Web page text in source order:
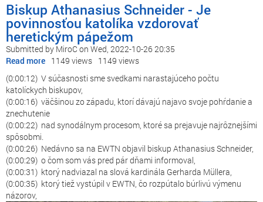
Biskup Athanasius Schneider - Je
povinnosťou katolíka vzdorovať
heretickým pápežom
Submitted by MiroC on Wed, 2022-10-26 20:35
Read more about
Biskup
Athanasius
Schneider
-
Je
povinnosťou
katolíka
vzdorovať
heretickým
pápežom
1149 views 1149 views
(0:00:12) V súčasnosti sme svedkami narastajúceho počtu
katolíckych biskupov,
(0:00:16) väčšinou zo západu, ktorí dávajú najavo svoje pohŕdanie a
znechutenie
(0:00:22) nad synodálnym procesom, ktoré sa prejavuje najrôznejšími
spôsobmi.
(0:00:26) Nedávno sa na EWTN objavil biskup Athanasius Schneider,
(0:00:29) o čom som vás pred pár dňami informoval,
(0:00:31) ktorý nadviazal na slová kardinála Gerharda Müllera,
(0:00:35) ktorý tiež vystúpil v EWTN, čo rozpútalo búrlivú výmenu
názorov,